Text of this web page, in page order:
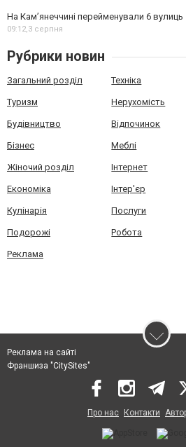
На Камʼянеччині перейменували 6 вулиць
09:12,3 серпня
Рубрики новин
Загальний розділ Техніка
Туризм Нерухомість
Будівництво Відпочинок
Бізнес Меблі
Жіночий розділ Інтернет
Економіка Інтер'єр
Кулінарія Послуги
Подорожі Робота
Реклама
Реклама на сайті
Франшиза "CitySites"
Про нас Контакти